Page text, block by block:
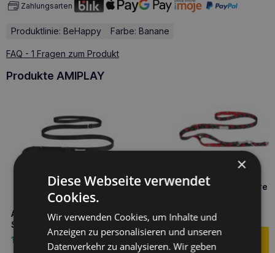
Zahlungsarten
Produktlinie: BeHappy Farbe: Banane
FAQ - 1 Fragen zum Produkt
Produkte AMIPLAY
Amiplay Verstellbare Leine 8in1
Samba L Schwarz
16,10
Amiplay 7 in 1 verstellbare
19,90 €
×
Diese Webseite verwendet
Cookies.
Wir verwenden Cookies, um Inhalte und
Anzeigen zu personalisieren und unseren
Datenverkehr zu analysieren. Wir geben